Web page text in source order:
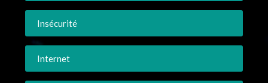
Insécurité
Internet